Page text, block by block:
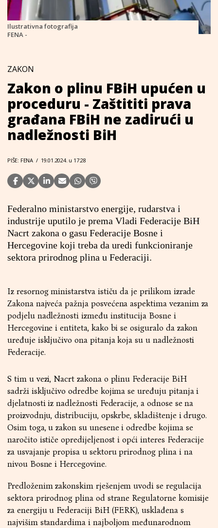
Ilustrativna fotografija
FENA -
ZAKON
Zakon o plinu FBiH upućen u
proceduru - Zaštititi prava
građana FBiH ne zadirući u
nadležnosti BiH
PIŠE: FENA / 19.01.2024. u 17:28
Federalno ministarstvo energije, rudarstva i
industrije uputilo je prema Vladi Federacije BiH
Nacrt zakona o gasu Federacije Bosne i
Hercegovine koji treba da uredi funkcioniranje
sektora prirodnog plina u Federaciji.
Iz resornog ministarstva ističu da je prilikom izrade
Zakona najveća pažnja posvećena aspektima vezanim za
podjelu nadležnosti između institucija Bosne i
Hercegovine i entiteta, kako bi se osiguralo da zakon
uređuje isključivo ona pitanja koja su u nadležnosti
Federacije.
S tim u vezi, Nacrt zakona o plinu Federacije BiH
sadrži isključivo odredbe kojima se uređuju pitanja i
djelatnosti iz nadležnosti Federacije, a odnose se na
proizvodnju, distribuciju, opskrbe, skladištenje i drugo.
Osim toga, u zakon su unesene i odredbe kojima se
naročito ističe opredijeljenost i opći interes Federacije
za usvajanje propisa u sektoru prirodnog plina i na
nivou Bosne i Hercegovine.
Predloženim zakonskim rješenjem uvodi se regulacija
sektora prirodnog plina od strane Regulatorne komisije
za energiju u Federaciji BiH (FERK), usklađena s
najvišim standardima i najboljom međunarodnom